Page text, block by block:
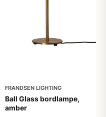
FRANDSEN LIGHTING
Ball Glass bordlampe,
amber